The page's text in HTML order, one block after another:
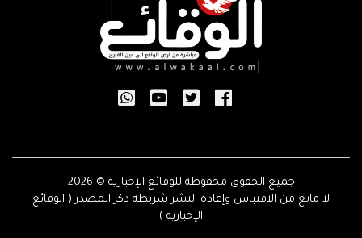
جميع الحقوق محفوظة للوقائع الإخبارية © 2026
لا مانع من الاقتباس وإعادة النشر شريطة ذكر المصدر ( الوقائع
الإخبارية )